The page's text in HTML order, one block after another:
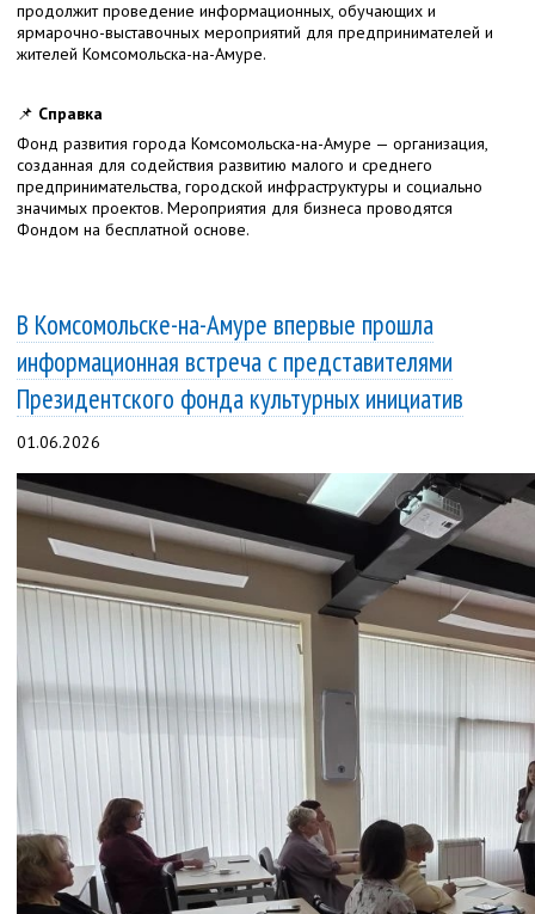
продолжит проведение информационных, обучающих и
ярмарочно-выставочных мероприятий для предпринимателей и
жителей Комсомольска-на-Амуре.
📌 Справка
Фонд развития города Комсомольска-на-Амуре — организация,
созданная для содействия развитию малого и среднего
предпринимательства, городской инфраструктуры и социально
значимых проектов. Мероприятия для бизнеса проводятся
Фондом на бесплатной основе.
В Комсомольске-на-Амуре впервые прошла
информационная встреча с представителями
Президентского фонда культурных инициатив
01.06.2026